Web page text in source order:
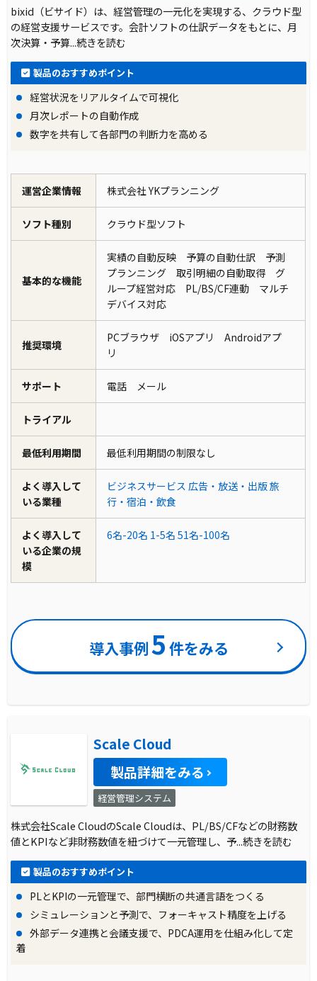
bixid（ビサイド）は、経営管理の一元化を実現する、クラウド型
の経営支援サービスです。会計ソフトの仕訳データをもとに、月
次決算・予算...続きを読む
製品のおすすめポイント
経営状況をリアルタイムで可視化
月次レポートの自動作成
数字を共有して各部門の判断力を高める
運営企業情報 株式会社 YKプランニング
ソフト種別 クラウド型ソフト
基本的な機能
実績の自動反映 予算の自動仕訳 予測
プランニング 取引明細の自動取得 グ
ループ経営対応 PL/BS/CF連動 マルチ
デバイス対応
推奨環境
PCブラウザ iOSアプリ Androidアプ
リ
サポート 電話 メール
トライアル
最低利用期間 最低利用期間の制限なし
よく導入して
いる業種
ビジネスサービス 広告・放送・出版旅
行・宿泊・飲食
よく導入して
いる企業の規
模
6名-20名 1-5名 51名-100名
導入事例5 件をみる
Scale Cloud
製品詳細をみる
経営管理システム
株式会社Scale CloudのScale Cloudは、PL/BS/CFなどの財務数
値とKPIなど非財務数値を紐づけて一元管理し、予...続きを読む
製品のおすすめポイント
PLとKPIの一元管理で、部門横断の共通言語をつくる
シミュレーションと予測で、フォーキャスト精度を上げる
外部データ連携と会議支援で、PDCA運用を仕組み化して定
着